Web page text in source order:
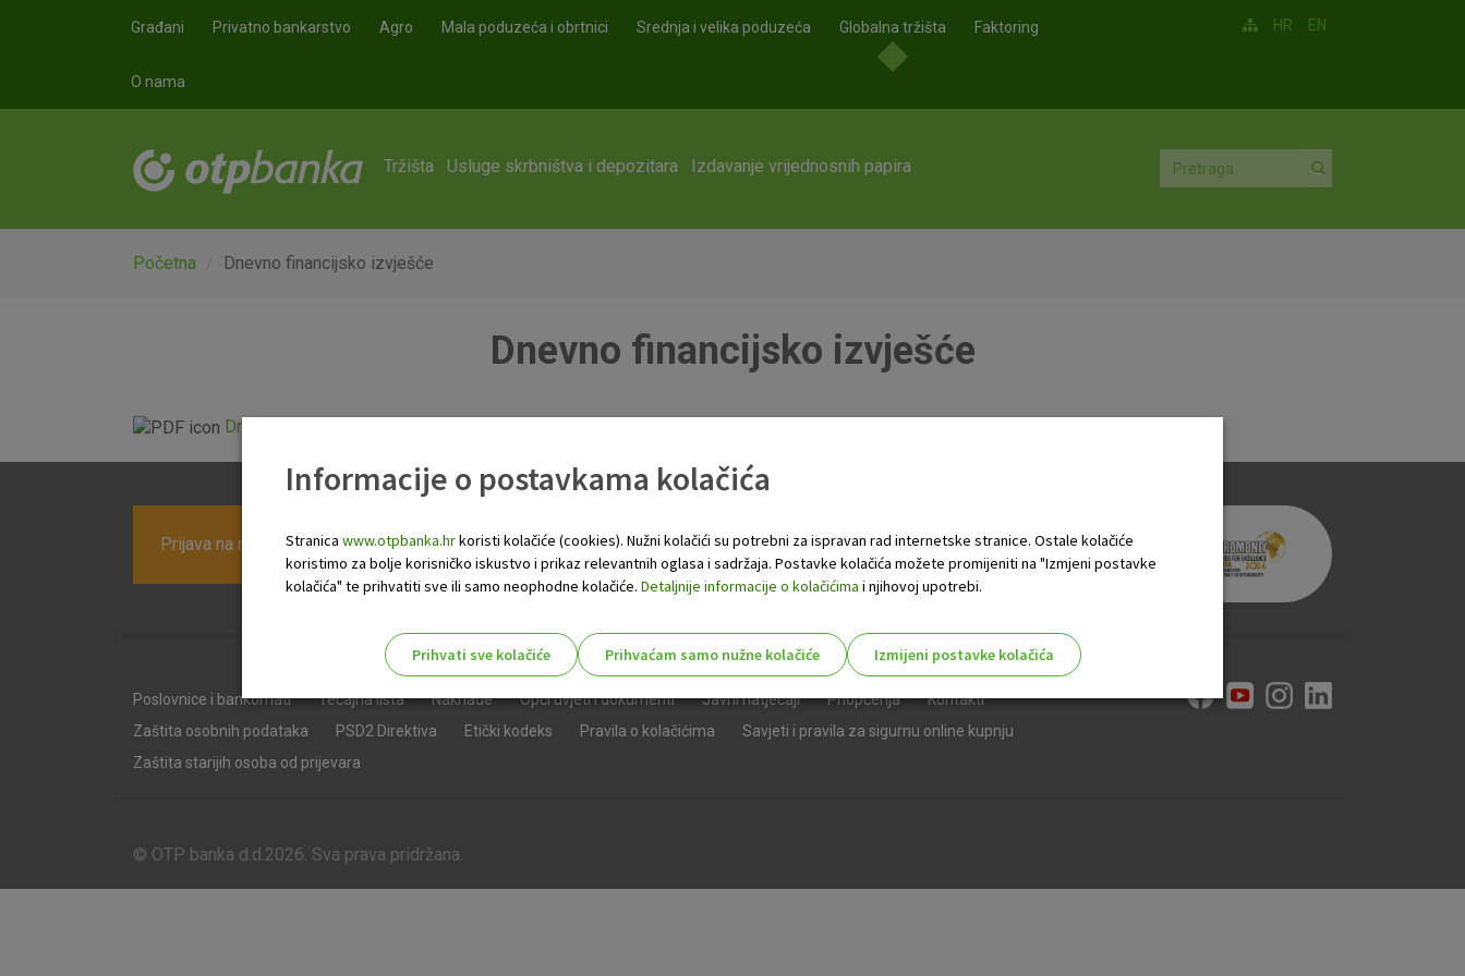
Građani Privatno bankarstvo Agro Mala poduzeća i obrtnici Srednja i velika poduzeća Globalna tržišta Faktoring
O nama
HR EN
Tržišta Usluge skrbništva i depozitara Izdavanje vrijednosnih papira
Početna Dnevno financijsko izvješće
Dnevno financijsko izvješće
Dnevno financijsko izvješće.pdf
Prijava na newsletter OTP banke
Poslovnice i bankomati Tečajna lista Naknade Opći uvjeti i dokumenti Javni natječaji Priopćenja
Kontakti
Zaštita osobnih podataka
PSD2 Direktiva Etički kodeks Pravila o kolačićima
Savjeti i pravila za sigurnu online kupnju
Zaštita starijih osoba od prijevara
© OTP banka d.d.2026. Sva prava pridržana.
Informacije o postavkama kolačića
Stranica www.otpbanka.hrkoristi kolačiće (cookies). Nužni kolačići su potrebni za ispravan rad internetske stranice. Ostale kolačiće
koristimo za bolje korisničko iskustvo i prikaz relevantnih oglasa i sadržaja. Postavke kolačića možete promijeniti na "Izmjeni postavke
kolačića" te prihvatiti sve ili samo neophodne kolačiće. Detaljnije informacije o kolačićima i njihovoj upotrebi.
Prihvati sve kolačiće Prihvaćam samo nužne kolačiće
Izmijeni postavke kolačića